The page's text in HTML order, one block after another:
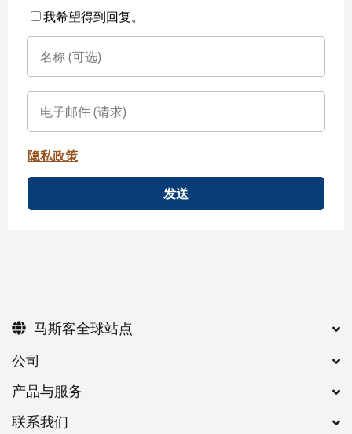
我希望得到回复。
隐私政策
发送
公司
产品与服务
联系我们
马斯客全球站点